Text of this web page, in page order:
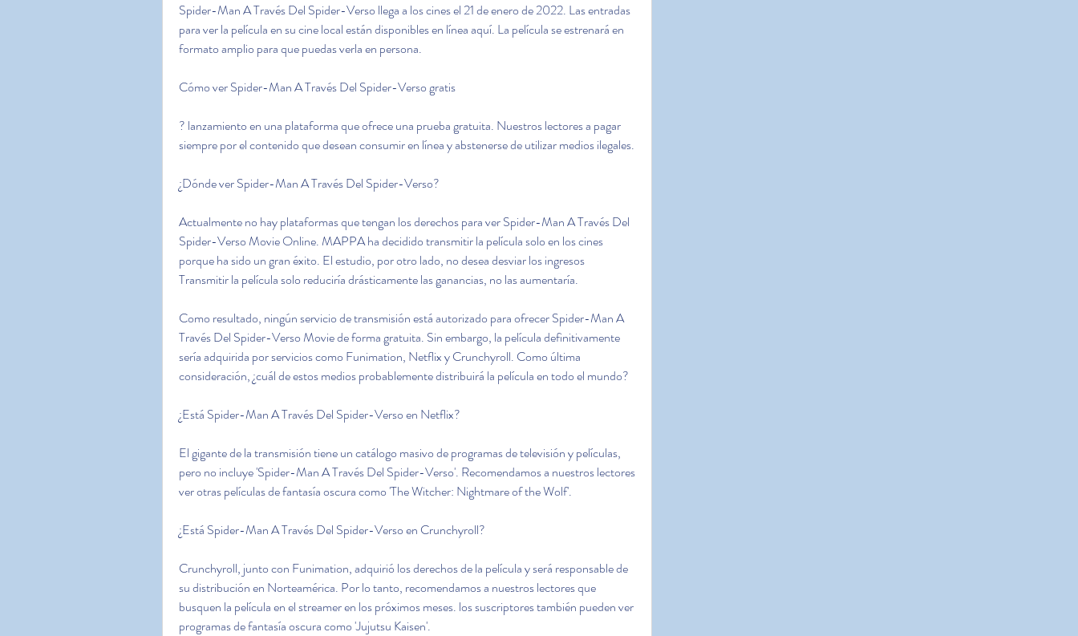
Spider-Man A Través Del Spider-Verso llega a los cines el 21 de enero de 2022. Las entradas
para ver la película en su cine local están disponibles en línea aquí. La película se estrenará en
formato amplio para que puedas verla en persona.
Cómo ver Spider-Man A Través Del Spider-Verso gratis
? lanzamiento en una plataforma que ofrece una prueba gratuita. Nuestros lectores a pagar
siempre por el contenido que desean consumir en línea y abstenerse de utilizar medios ilegales.
¿Dónde ver Spider-Man A Través Del Spider-Verso?
Actualmente no hay plataformas que tengan los derechos para ver Spider-Man A Través Del
Spider-Verso Movie Online. MAPPA ha decidido transmitir la película solo en los cines
porque ha sido un gran éxito. El estudio, por otro lado, no desea desviar los ingresos
Transmitir la película solo reduciría drásticamente las ganancias, no las aumentaría.
Como resultado, ningún servicio de transmisión está autorizado para ofrecer Spider-Man A
Través Del Spider-Verso Movie de forma gratuita. Sin embargo, la película definitivamente
sería adquirida por servicios como Funimation, Netflix y Crunchyroll. Como última
consideración, ¿cuál de estos medios probablemente distribuirá la película en todo el mundo?
¿Está Spider-Man A Través Del Spider-Verso en Netflix?
El gigante de la transmisión tiene un catálogo masivo de programas de televisión y películas,
pero no incluye 'Spider-Man A Través Del Spider-Verso'. Recomendamos a nuestros lectores
ver otras películas de fantasía oscura como 'The Witcher: Nightmare of the Wolf'.
¿Está Spider-Man A Través Del Spider-Verso en Crunchyroll?
Crunchyroll, junto con Funimation, adquirió los derechos de la película y será responsable de
su distribución en Norteamérica. Por lo tanto, recomendamos a nuestros lectores que
busquen la película en el streamer en los próximos meses. los suscriptores también pueden ver
programas de fantasía oscura como 'Jujutsu Kaisen'.